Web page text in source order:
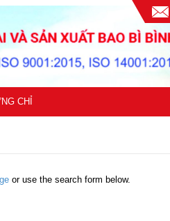
CHỈ
or use the search form below.